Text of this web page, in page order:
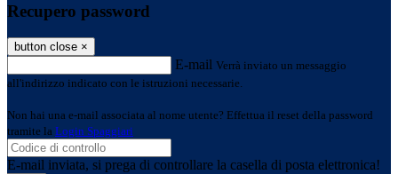
Recupero password
button close ×
E-mail Verrà inviato un messaggio
all'indirizzo indicato con le istruzioni necessarie.
Non hai una e-mail associata al nome utente? Effettua il reset della password
tramite la Login Spaggiari
E-mail inviata, si prega di controllare la casella di posta elettronica!